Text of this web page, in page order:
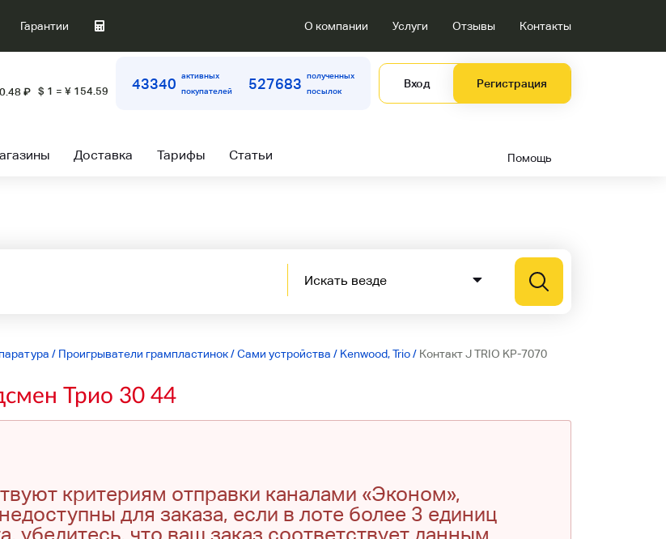
Гарантии О компании Услуги Отзывы Контакты
₽ $ 1 = ¥ 154.59 43340
активных
покупателей
527683
полученных
посылок
Вход Регистрация
Доставка Тарифы Статьи Помощь
/ Проигрыватели грампластинок/Сами устройства / Kenwood, Trio/ Контакт J TRIO KP-7070
Трио 30 44
критериям отправки каналами «Эконом»,
для заказа, если в лоте более 3 единиц